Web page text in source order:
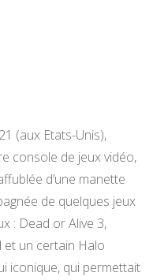
(aux Etats-Unis),
console de jeux vidéo,
d’une manette
de quelques jeux
: Dead or Alive 3,
et un certain Halo
iconique, qui permettait